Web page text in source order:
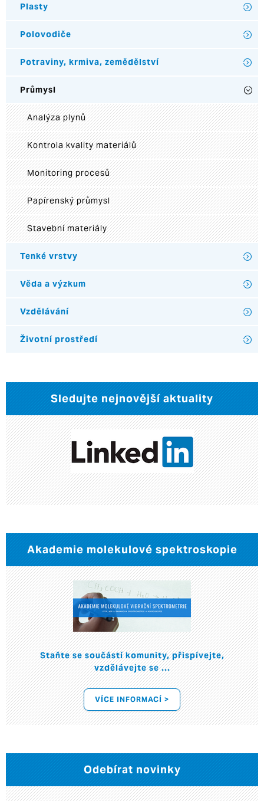
Plasty
Polovodiče
Potraviny, krmiva, zemědělství
Průmysl
Analýza plynů
Kontrola kvality materiálů
Monitoring procesů
Papírenský průmysl
Stavební materiály
Tenké vrstvy
Věda a výzkum
Vzdělávání
Životní prostředí
Sledujte nejnovější aktuality
Akademie molekulové spektroskopie
Staňte se součástí komunity, přispívejte,
vzdělávejte se ...
VÍCE INFORMACÍ >
Odebírat novinky